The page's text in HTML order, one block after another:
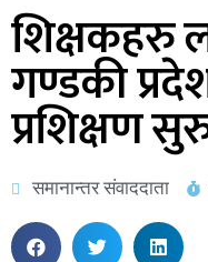
शिक्षकहरु
गण्डकी
प्रशिक्षण
समानान्तर संवाददाता